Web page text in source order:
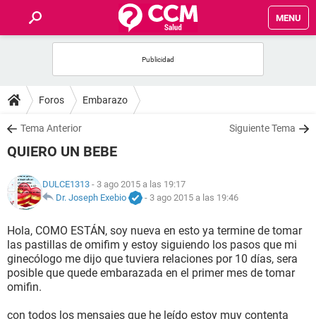
MENU
FOROS
SALUD
FAMILIA
NUTRICIÓN
BIENESTAR
SEXUALIDAD
Foros Embarazo
Tema Anterior Siguiente Tema
QUIERO UN BEBE
DULCE1313 - 3 ago 2015 a las 19:17
Dr. Joseph Exebio
- 3 ago 2015 a las 19:46
Hola, COMO ESTÁN, soy nueva en esto ya termine de tomar
las pastillas de omifim y estoy siguiendo los pasos que mi
ginecólogo me dijo que tuviera relaciones por 10 días, sera
posible que quede embarazada en el primer mes de tomar
omifin.
con todos los mensajes que he leído estoy muy contenta